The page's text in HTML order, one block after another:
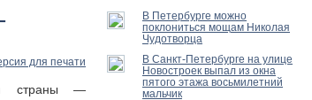
для печати
страны —
В Петербурге можно
поклониться мощам Николая
Чудотворца
В Санкт-Петербурге на улице
Новостроек выпал из окна
пятого этажа восьмилетний
мальчик